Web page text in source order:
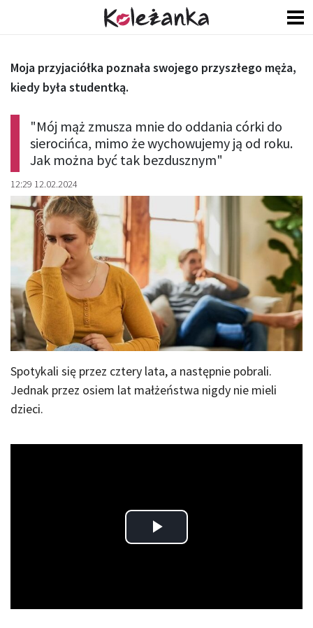
"Mój mąż zmusza mnie do oddania córki do
sierocińca, mimo że wychowujemy ją od roku.
Jak można być tak bezdusznym"
12:29 12.02.2024
Moja przyjaciółka poznała swojego przyszłego męża,
kiedy była studentką.
Spotykali się przez cztery lata, a następnie pobrali.
Jednak przez osiem lat małżeństwa nigdy nie mieli
dzieci.
Play